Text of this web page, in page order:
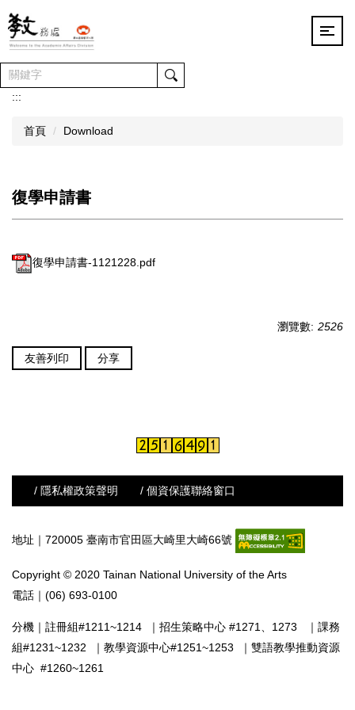
跳
到
主
要
內
容
:::
首頁 Download
復學申請書
復學申請書-1121228.pdf
瀏覽數: 2526
友善列印 分享
/ 隱私權政策聲明 / 個資保護聯絡窗口
地址｜720005 臺南市官田區大崎里大崎66號
Copyright © 2020 Tainan National University of the Arts
電話｜(06) 693-0100
分機｜ 註冊組#1211~1214 ｜ 招生策略中心 #1271、1273 ｜ 課務
組#1231~1232
｜ 教學資源中心#1251~1253 ｜ 雙語教學推動資源
中心 #1260~1261